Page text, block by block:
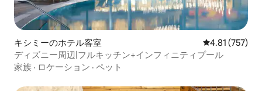
キシミーのホテル客室 レビュー757
4.81 (757)
ディズニー周辺|フルキッチン+インフィニティプール
家族 · ロケーション · ペット